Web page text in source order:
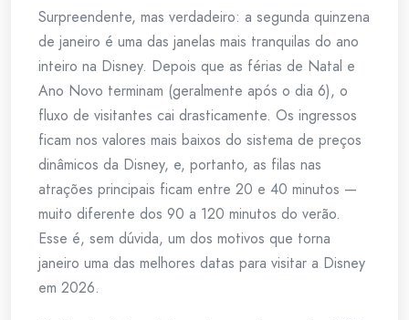
Surpreendente, mas verdadeiro: a segunda quinzena
de janeiro é uma das janelas mais tranquilas do ano
inteiro na Disney. Depois que as férias de Natal e
Ano Novo terminam (geralmente após o dia 6), o
fluxo de visitantes cai drasticamente. Os ingressos
ficam nos valores mais baixos do sistema de preços
dinâmicos da Disney, e, portanto, as filas nas
atrações principais ficam entre 20 e 40 minutos —
muito diferente dos 90 a 120 minutos do verão.
Esse é, sem dúvida, um dos motivos que torna
janeiro uma das melhores datas para visitar a Disney
em 2026.